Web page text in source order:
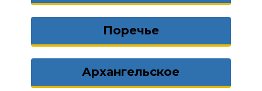
Поречье
Архангельское